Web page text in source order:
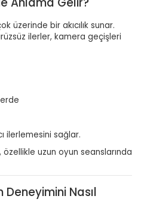
üzerinde bir akıcılık sunar.
ilerler, kamera geçişleri
ilerlemesini sağlar.
özellikle uzun oyun seanslarında
Deneyimini Nasıl